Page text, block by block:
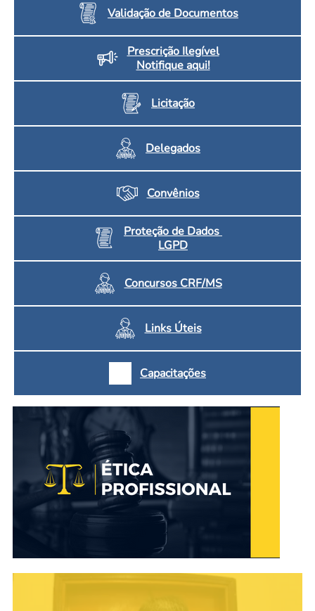
Validação de Documentos
Prescrição Ilegível
Notifique aqui!
Licitação
Delegados
Convênios
Proteção de Dados
LGPD
Concursos CRF/MS
Links Úteis
Capacitações